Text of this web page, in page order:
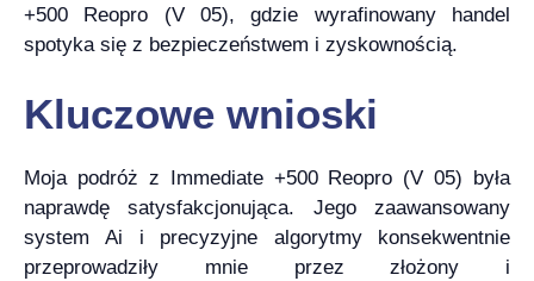
+500 Reopro (V 05), gdzie wyrafinowany handel
spotyka się z bezpieczeństwem i zyskownością.
Kluczowe wnioski
Moja podróż z Immediate +500 Reopro (V 05) była
naprawdę satysfakcjonująca. Jego zaawansowany
system Ai i precyzyjne algorytmy konsekwentnie
przeprowadziły mnie przez złożony i